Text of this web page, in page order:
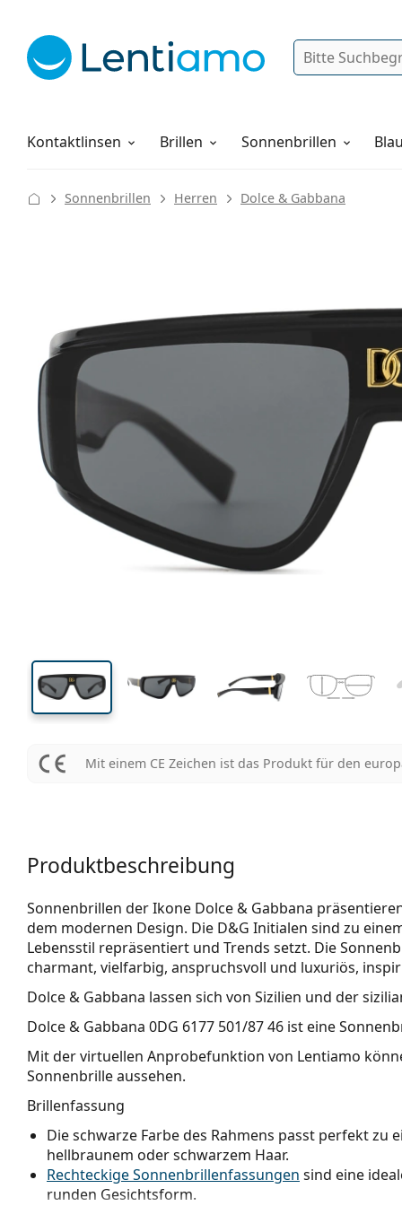
Suche
Kontaktlinsen
Pflegemittel Brillen Sonnenbrillen
Alles über den Einkauf
Sonnenbrillen Herren Dolce & Gabbana
Brillenbreite
43 mm
Glashöhe Glasbreite
Glasbreite
Mit einem CE Zeichen ist das Produkt für den
Produktbeschreibung
Sonnenbrillen der Ikone Dolce & Gabbana
dem modernen Design. Die D&G Initialen sind zu
Lebensstil repräsentiert und Trends setzt. Die
charmant, vielfarbig, anspruchsvoll und luxuriös,
Dolce & Gabbana lassen sich von Sizilien und der
Dolce & Gabbana 0DG 6177 501/87 46 ist eine
Mit der virtuellen Anprobefunktion von Lentiamo
Sonnenbrille aussehen.
Brillenfassung
Die schwarze Farbe des Rahmens passt perfekt
hellbraunem oder schwarzem Haar.
Rechteckige Sonnenbrillenfassungen sind eine
runden Gesichtsform.